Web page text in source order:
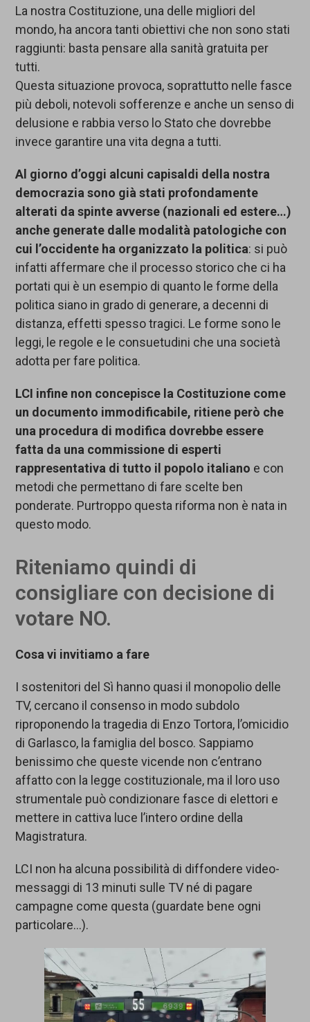
La nostra Costituzione, una delle migliori del
mondo, ha ancora tanti obiettivi che non sono stati
raggiunti: basta pensare alla sanità gratuita per
tutti.
Questa situazione provoca, soprattutto nelle fasce
più deboli, notevoli sofferenze e anche un senso di
delusione e rabbia verso lo Stato che dovrebbe
invece garantire una vita degna a tutti.
Al giorno d’oggi alcuni capisaldi della nostra
democrazia sono già stati profondamente
alterati da spinte avverse (nazionali ed estere…)
anche generate dalle modalità patologiche con
cui l’occidente ha organizzato la politica: si può
infatti affermare che il processo storico che ci ha
portati qui è un esempio di quanto le forme della
politica siano in grado di generare, a decenni di
distanza, effetti spesso tragici. Le forme sono le
leggi, le regole e le consuetudini che una società
adotta per fare politica.
LCI infine non concepisce la Costituzione come
un documento immodificabile, ritiene però che
una procedura di modifica dovrebbe essere
fatta da una commissione di esperti
rappresentativa di tutto il popolo italiano e con
metodi che permettano di fare scelte ben
ponderate. Purtroppo questa riforma non è nata in
questo modo.
Riteniamo quindi di
consigliare con decisione di
votare NO.
Cosa vi invitiamo a fare
I sostenitori del Sì hanno quasi il monopolio delle
TV, cercano il consenso in modo subdolo
riproponendo la tragedia di Enzo Tortora, l’omicidio
di Garlasco, la famiglia del bosco. Sappiamo
benissimo che queste vicende non c’entrano
affatto con la legge costituzionale, ma il loro uso
strumentale può condizionare fasce di elettori e
mettere in cattiva luce l’intero ordine della
Magistratura.
LCI non ha alcuna possibilità di diffondere video-
messaggi di 13 minuti sulle TV né di pagare
campagne come questa (guardate bene ogni
particolare…).